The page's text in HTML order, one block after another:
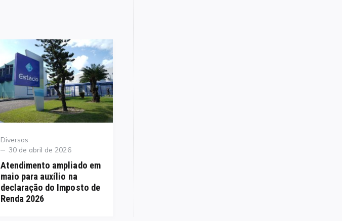
Category
Diversos
Posted
30 de abril de 2026
Atendimento ampliado em
maio para auxílio na
declaração do Imposto de
Renda 2026